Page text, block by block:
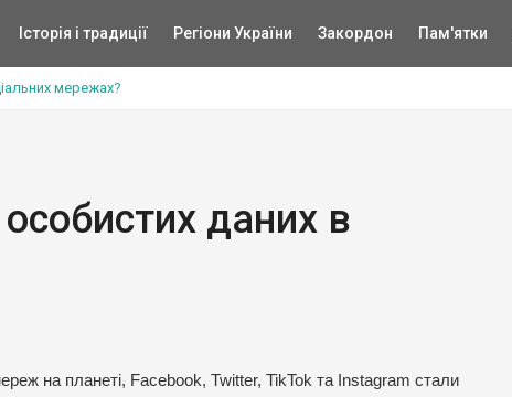
Історія і традиції Регіони України Закордон Пам'ятки
мережах?
даних в
на планеті, Facebook, Twitter, TikTok та Instagram стали